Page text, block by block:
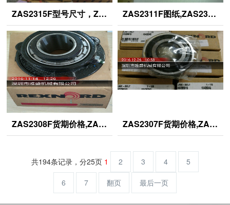
ZAS2315F型号尺寸，ZAS2315F轴承价格,ZAS2315F采购 ZAS2311F图纸,ZAS2311F 采购价格ZAS2311F,ZAS2311F货期
ZAS2308F货期价格,ZAS2308F图纸参数,ZAS2308F采购交期 ZAS2307F货期价格,ZAS2307F图纸参数,ZAS2307F采购交期
共194条记录，分25页 1 2 3 4 5
6 7 翻页 最后一页